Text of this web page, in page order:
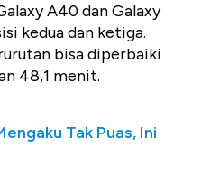
A40 dan Galaxy
kedua dan ketiga.
bisa diperbaiki
48,1 menit.
Tak Puas, Ini